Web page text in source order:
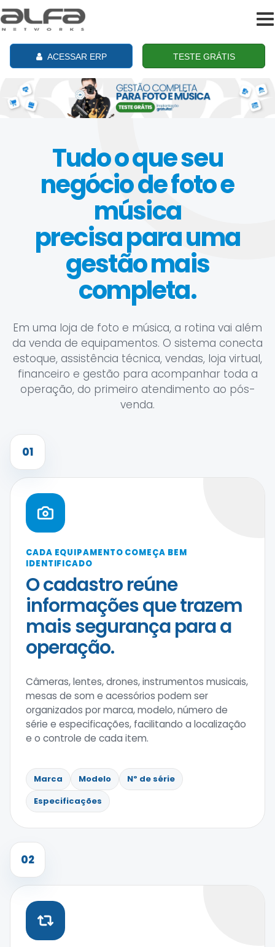
ACESSAR ERP TESTE GRÁTIS
Tudo o que seu
negócio de foto e
música
precisa para uma
gestão mais
completa.
Em uma loja de foto e música, a rotina vai além
da venda de equipamentos. O sistema conecta
estoque, assistência técnica, vendas, loja virtual,
financeiro e gestão para acompanhar toda a
operação, do primeiro atendimento ao pós-
venda.
01
CADA EQUIPAMENTO COMEÇA BEM
IDENTIFICADO
O cadastro reúne
informações que trazem
mais segurança para a
operação.
Câmeras, lentes, drones, instrumentos musicais,
mesas de som e acessórios podem ser
organizados por marca, modelo, número de
série e especificações, facilitando a localização
e o controle de cada item.
Marca Modelo
Nº de série
Especificações
02